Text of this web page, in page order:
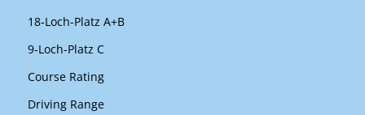
18-Loch-Platz A+B
9-Loch-Platz C
Course Rating
Driving Range